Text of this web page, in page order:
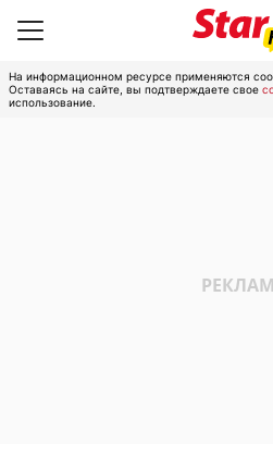
На информационном ресурсе применяются
Оставаясь на сайте, вы подтверждаете свое
использование.